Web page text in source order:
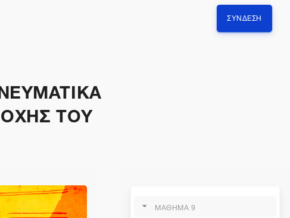
ΣΎΝΔΕΣΗ
ΤΟΥ
ΜΑΘΗΜΑ 9